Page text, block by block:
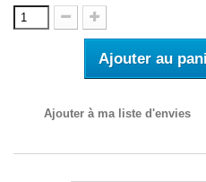
Ajouter au
Ajouter à ma liste d'envies